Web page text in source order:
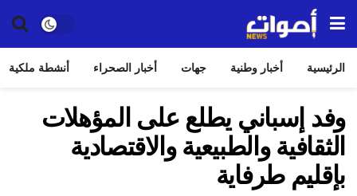
الرئيسية أخبار وطنية جهات أخبار الصحراء أنشطة ملكية
وفد إسباني يطلع على المؤهلات
الثقافية والطبيعية والاقتصادية
بإقليم طرفاية